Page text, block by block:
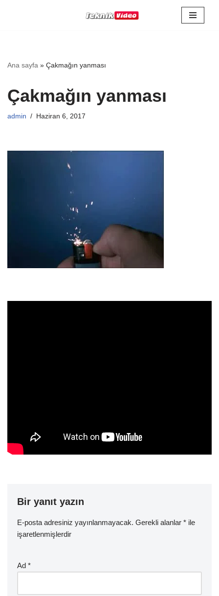
Ana sayfa » Çakmağın yanması
Çakmağın yanması
admin Haziran 6, 2017
Bir yanıt yazın
E-posta adresiniz yayınlanmayacak. Gerekli alanlar * ile
işaretlenmişlerdir
Ad *